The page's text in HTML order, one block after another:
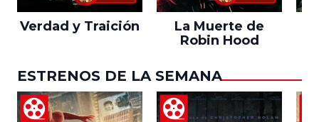
Verdad y Traición
La Muerte de
Robin Hood
ESTRENOS DE LA SEMANA